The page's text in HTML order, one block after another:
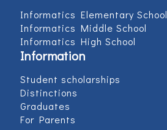
Informatics Elementary School
Informatics Middle School
Informatics High School
Information
Student scholarships
Distinctions
Graduates
For Parents